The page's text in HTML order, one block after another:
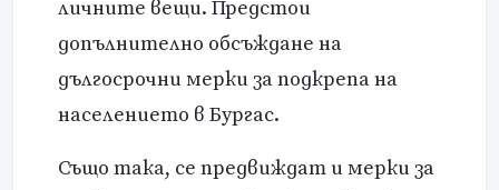
личните вещи. Предстои
допълнително обсъждане на
дългосрочни мерки за подкрепа на
населението в Бургас.
Също така, се предвиждат и мерки за